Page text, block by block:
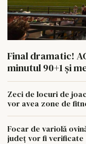
Final dramatic!
minutul 90+1 și
României
Zeci de locuri de
vor avea zone de
Focar de variolă
județ vor fi verificate